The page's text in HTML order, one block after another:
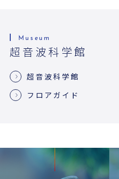
超音波科学館
超音波科学館
フロアガイド